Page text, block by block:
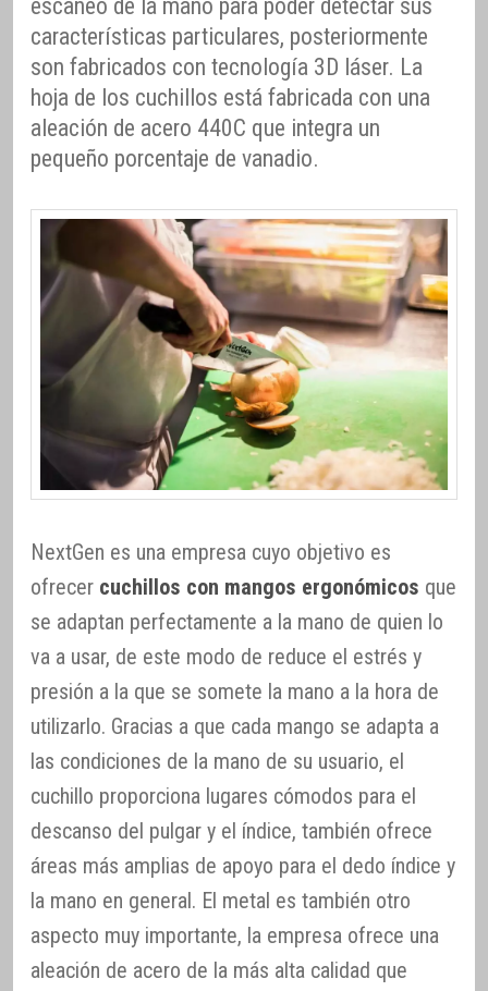
escaneo de la mano para poder detectar sus
características particulares, posteriormente
son fabricados con tecnología 3D láser. La
hoja de los cuchillos está fabricada con una
aleación de acero 440C que integra un
pequeño porcentaje de vanadio.
NextGen es una empresa cuyo objetivo es
ofrecer cuchillos con mangos ergonómicos que
se adaptan perfectamente a la mano de quien lo
va a usar, de este modo de reduce el estrés y
presión a la que se somete la mano a la hora de
utilizarlo. Gracias a que cada mango se adapta a
las condiciones de la mano de su usuario, el
cuchillo proporciona lugares cómodos para el
descanso del pulgar y el índice, también ofrece
áreas más amplias de apoyo para el dedo índice y
la mano en general. El metal es también otro
aspecto muy importante, la empresa ofrece una
aleación de acero de la más alta calidad que